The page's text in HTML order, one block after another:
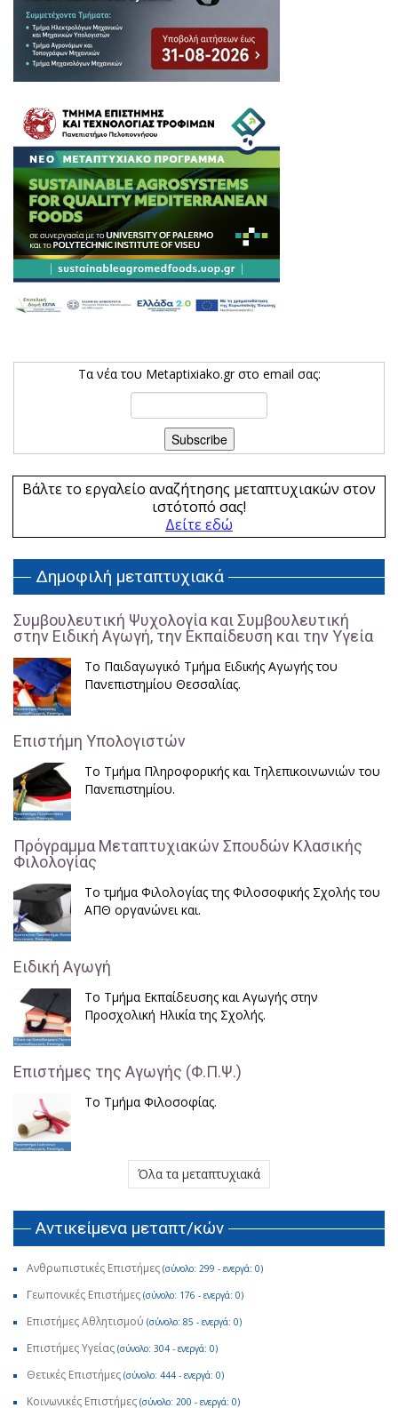
Τα νέα του Metaptixiako.gr στο email σας:
Βάλτε το εργαλείο αναζήτησης μεταπτυχιακών στον
ιστότοπό σας!
Δείτε εδώ
Δημοφιλή μεταπτυχιακά
Συμβουλευτική Ψυχολογία και Συμβουλευτική
στην Ειδική Αγωγή, την Εκπαίδευση και την Υγεία
Το Παιδαγωγικό Τμήμα Ειδικής Αγωγής του
Πανεπιστημίου Θεσσαλίας.
Επιστήμη Υπολογιστών
Το Τμήμα Πληροφορικής και Τηλεπικοινωνιών του
Πανεπιστημίου.
Πρόγραμμα Μεταπτυχιακών Σπουδών Κλασικής
Φιλολογίας
Το τμήμα Φιλολογίας της Φιλοσοφικής Σχολής του
ΑΠΘ οργανώνει και.
Ειδική Αγωγή
Το Τμήμα Εκπαίδευσης και Αγωγής στην
Προσχολική Ηλικία της Σχολής.
Επιστήμες της Αγωγής (Φ.Π.Ψ.)
Το Τμήμα Φιλοσοφίας.
Όλα τα μεταπτυχιακά
Αντικείμενα μεταπτ/κών
Ανθρωπιστικές Επιστήμες (σύνολο: 299 - ενεργά: 0)
Γεωπονικές Επιστήμες (σύνολο: 176 - ενεργά: 0)
Επιστήμες Αθλητισμού (σύνολο: 85 - ενεργά: 0)
Επιστήμες Υγείας (σύνολο: 304 - ενεργά: 0)
Θετικές Επιστήμες (σύνολο: 444 - ενεργά: 0)
Κοινωνικές Επιστήμες (σύνολο: 200 - ενεργά: 0)